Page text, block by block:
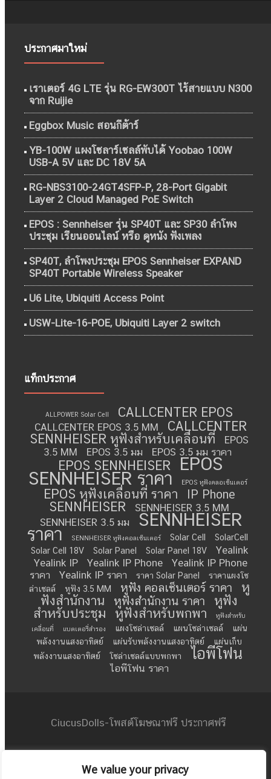
We value your privacy
ประกาศมาใหม่
เราเตอร์ 4G LTE รุ่น RG-EW300T ไร้สายแบบ N300
จาก Ruijie
Eggbox Music สอนกีต้าร์
YB-100W แผงโซลาร์เซลล์พับได้ Yoobao 100W
USB-A 5V และ DC 18V 5A
RG-NBS3100-24GT4SFP-P, 28-Port Gigabit
Layer 2 Cloud Managed PoE Switch
EPOS : Sennheiser รุ่น SP40T และ SP30 ลำโพง
ประชุม เรียนออนไลน์ หรือ ดูหนัง ฟังเพลง
SP40T, ลำโพงประชุม EPOS Sennheiser EXPAND
SP40T Portable Wireless Speaker
U6 Lite, Ubiquiti Access Point
USW-Lite-16-POE, Ubiquiti Layer 2 switch
แท็กประกาศ
ALLPOWER Solar Cell CALLCENTER EPOS
CALLCENTER EPOS 3.5 MM
CALLCENTER
SENNHEISER หูฟังสำหรับเคลื่อนที่
EPOS
3.5 MM
EPOS 3.5 มม EPOS 3.5 มม ราคา
EPOS SENNHEISER EPOS
SENNHEISER ราคา EPOS หูฟังคลอเซ็นเตอร์
EPOS หูฟังเคลื่อนที่ ราคา IP Phone
SENNHEISER
SENNHEISER 3.5 MM
SENNHEISER 3.5 มม
SENNHEISER
ราคา SENNHEISER หูฟังคอลเซ็นเตอร์ Solar Cell
SolarCell
Solar Cell 18V
Solar Panel Solar Panel 18V
Yealink
Yealink IP
Yealink IP Phone
Yealink IP Phone
ราคา
Yealink IP ราคา ราคา Solar Panel
ราคาแผงโซ
ล่าเซลล์
หูฟัง 3.5 MM หูฟัง คอลเซ็นเตอร์ ราคา
หู
ฟังสำนักงาน
หูฟังสำนักงาน ราคา
หูฟัง
สำหรับประชุม
หูฟังสำหรับพกพา
หูฟังสำหรับ
เคลื่อนที่
แบตเตอรี่สำรอง แผงโซล่าเซลล์ แผนโซล่าเซลล์
แผ่น
พลังงานแสงอาทิตย์
แผ่นรับพลังงานแสงอาทิตย์
แผ่นเก็บ
พลังงานแสงอาทิตย์
โซล่าเซลล์แบบพกพา ไอพีโฟน
ไอพีโฟน ราคา
CiucusDolls-โพสต์โฆษณาฟรี ประกาศฟรี